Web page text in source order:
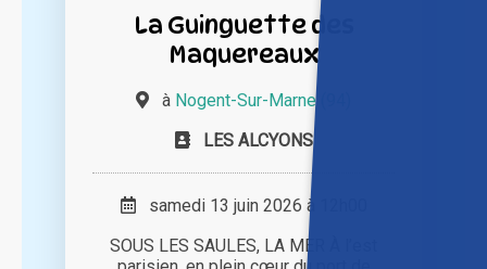
La Guinguette des
Maquereaux
à Nogent-Sur-Marne (94)
LES ALCYONS
samedi 13 juin 2026 à 12h00
SOUS LES SAULES, LA MER À l’est